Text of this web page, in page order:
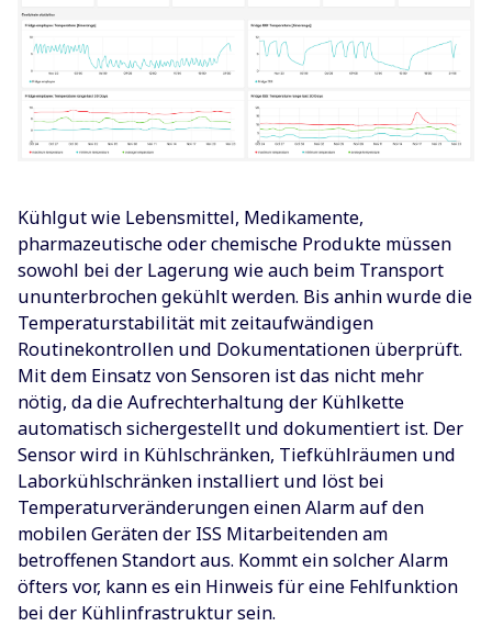
Kühlgut wie Lebensmittel, Medikamente,
pharmazeutische oder chemische Produkte müssen
sowohl bei der Lagerung wie auch beim Transport
ununterbrochen gekühlt werden. Bis anhin wurde die
Temperaturstabilität mit zeitaufwändigen
Routinekontrollen und Dokumentationen überprüft.
Mit dem Einsatz von Sensoren ist das nicht mehr
nötig, da die Aufrechterhaltung der Kühlkette
automatisch sichergestellt und dokumentiert ist. Der
Sensor wird in Kühlschränken, Tiefkühlräumen und
Laborkühlschränken installiert und löst bei
Temperaturveränderungen einen Alarm auf den
mobilen Geräten der ISS Mitarbeitenden am
betroffenen Standort aus. Kommt ein solcher Alarm
öfters vor, kann es ein Hinweis für eine Fehlfunktion
bei der Kühlinfrastruktur sein.